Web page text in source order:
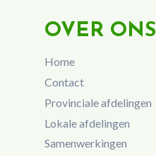
OVER ONS
Home
Contact
Provinciale afdelingen
Lokale afdelingen
Samenwerkingen